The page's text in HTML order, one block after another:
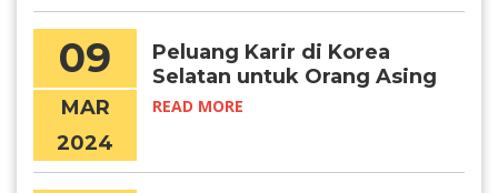
09
MAR
2024
Peluang Karir di Korea
Selatan untuk Orang Asing
READ MORE